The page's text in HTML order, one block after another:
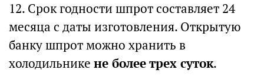
12. Срок годности шпрот составляет 24
месяца с даты изготовления. Открытую
банку шпрот можно хранить в
холодильнике не более трех суток.